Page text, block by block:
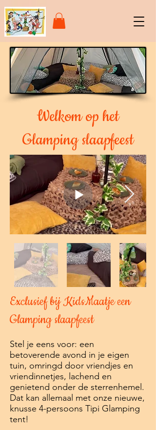
Welkom op het
Glamping slaapfeest
Exclusief bij KidsMaatje een
Glamping slaapfeest
Stel je eens voor: een
betoverende avond in je eigen
tuin, omringd door vriendjes en
vriendinnetjes, lachend en
genietend onder de sterrenhemel.
Dat kan allemaal met onze nieuwe,
knusse 4-persoons Tipi Glamping
tent!